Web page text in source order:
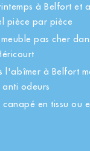
à Belfort et
pièce par pièce
pas cher
l'abîmer à Belfort
odeurs
en tissu ou